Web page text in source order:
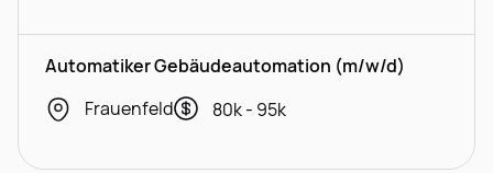
Automatiker Gebäudeautomation (m/w/d)
Frauenfeld
80k - 95k